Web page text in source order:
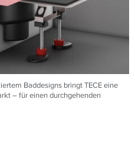
Baddesigns bringt TECE eine
– für einen durchgehenden